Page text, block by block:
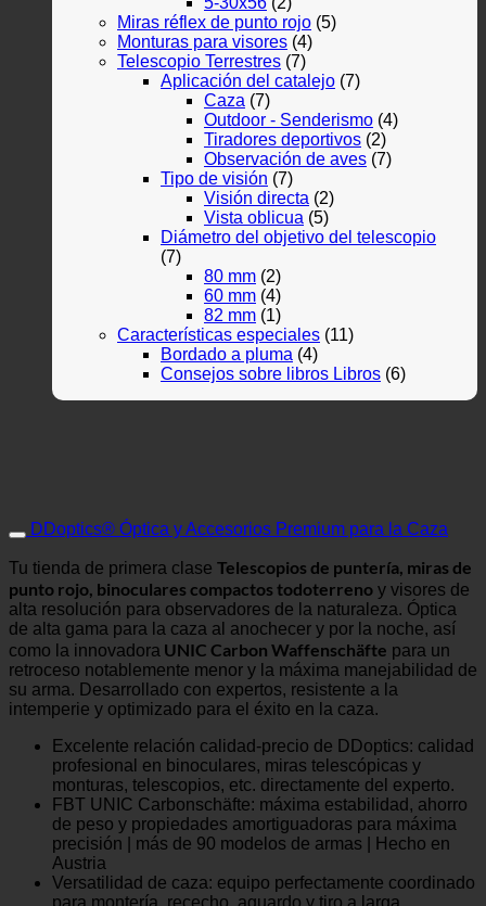
Miras réflex de punto rojo (5)
Monturas para visores (4)
Telescopio Terrestres (7)
Aplicación del catalejo (7)
Caza (7)
Outdoor - Senderismo (4)
Tiradores deportivos (2)
Observación de aves (7)
Tipo de visión (7)
Visión directa (2)
Vista oblicua (5)
Diámetro del objetivo del telescopio
(7)
80 mm (2)
60 mm (4)
82 mm (1)
Características especiales (11)
Bordado a pluma (4)
Consejos sobre libros Libros (6)
DDoptics® Óptica y Accesorios Premium para la Caza
Tu tienda de primera clase Telescopios de puntería, miras de
punto rojo, binoculares compactos todoterreno y visores de
alta resolución para observadores de la naturaleza. Óptica
de alta gama para la caza al anochecer y por la noche, así
como la innovadora UNIC Carbon Waffenschäfte para un
retroceso notablemente menor y la máxima manejabilidad de
su arma. Desarrollado con expertos, resistente a la
intemperie y optimizado para el éxito en la caza.
Excelente relación calidad-precio de DDoptics: calidad
profesional en binoculares, miras telescópicas y
monturas, telescopios, etc. directamente del experto.
FBT UNIC Carbonschäfte: máxima estabilidad, ahorro
de peso y propiedades amortiguadoras para máxima
precisión | más de 90 modelos de armas | Hecho en
Austria
Versatilidad de caza: equipo perfectamente coordinado
para montería, rececho, aguardo y tiro a larga